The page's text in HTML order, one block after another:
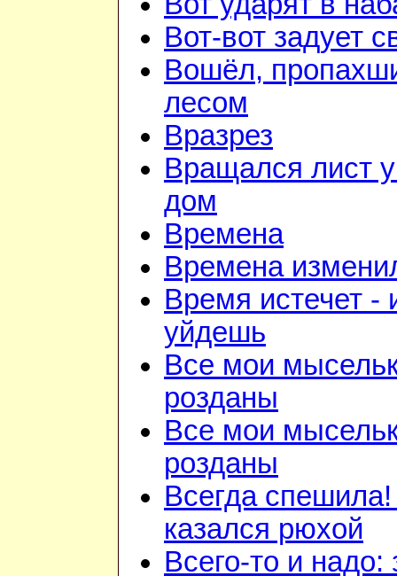
Вот-вот задует
Вошёл,
лесом
Вразрез
Вращался лист
дом
Времена
Времена
Время истечет -
уйдешь
Все мои
розданы
Все мои
розданы
Всегда
казался рюхой
Всего-то и надо: